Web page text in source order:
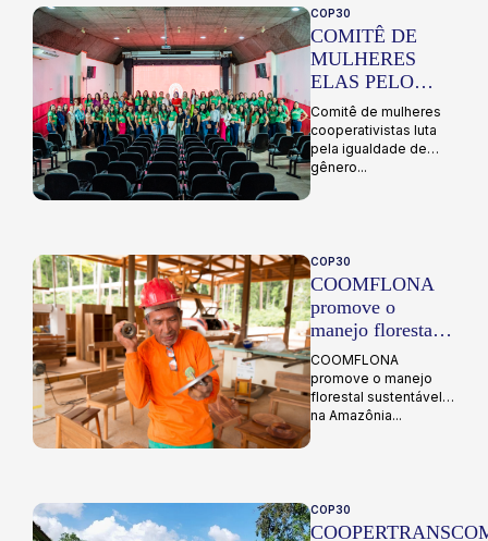
COP30
COMITÊ DE
MULHERES
ELAS PELO
COOP luta pela
igualdade de
gênero
Comitê de mulheres
cooperativistas luta
pela igualdade de
gênero...
COP30
COOMFLONA
promove o
manejo florestal
sustentável na
Amazônia
COOMFLONA
promove o manejo
florestal sustentável
na Amazônia...
COP30